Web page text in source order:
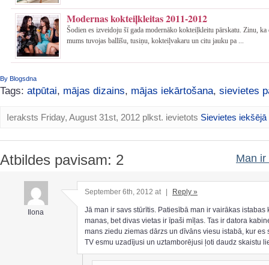
Modernas kokteiļkleitas 2011-2012
Šodien es izveidoju šī gada modernāko kokteiļkleitu pārskatu. Zinu, ka
mums tuvojas ballīšu, tusiņu, kokteiļvakaru un citu jauku pa ...
By Blogsdna
Tags: atpūtai, mājas dizains, mājas iekārtošana, sievietes
Ieraksts Friday, August 31st, 2012 plkst. ievietots Sievietes iekšējā
Atbildes pavisam: 2 Man ir
Ilona
September 6th, 2012 at Reply »
Jā man ir savs stūrītis. Patiesībā man ir vairākas istabas
manas, bet divas vietas ir īpaši mīļas. Tas ir datora
mans ziedu ziemas dārzs un dīvāns viesu istabā, kur es
TV esmu uzadījusi un uztamborējusi ļoti daudz skaistu